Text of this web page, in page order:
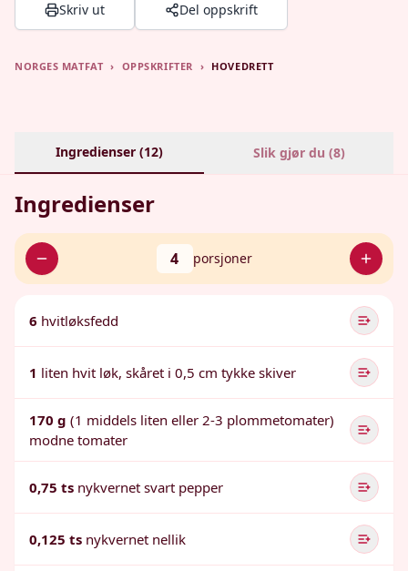
Skriv ut Del oppskrift
NORGES MATFAT › OPPSKRIFTER › HOVEDRETT
Ingredienser (12) Slik gjør du (8)
Ingredienser
4 porsjoner
6 hvitløksfedd
1 liten hvit løk, skåret i 0,5 cm tykke skiver
170 g (1 middels liten eller 2-3 plommetomater)
modne tomater
0,75 ts nykvernet svart pepper
0,125 ts nykvernet nellik